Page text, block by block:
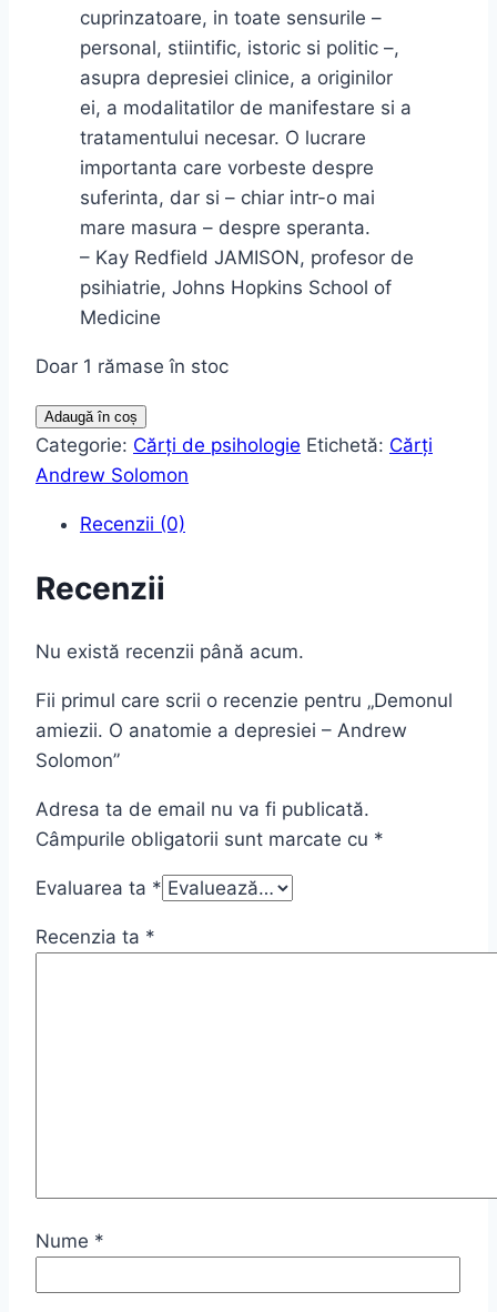
cuprinzatoare, in toate sensurile –
personal, stiintific, istoric si politic –,
asupra depresiei clinice, a originilor
ei, a modalitatilor de manifestare si a
tratamentului necesar. O lucrare
importanta care vorbeste despre
suferinta, dar si – chiar intr-o mai
mare masura – despre speranta.
– Kay Redfield JAMISON, profesor de
psihiatrie, Johns Hopkins School of
Medicine
Doar 1 rămase în stoc
Cantitate
Demonul
amiezii.
anatomie
depresiei
Andrew
Adaugă în coș
Categorie: Cărţi de psihologie Etichetă: Cărți
Andrew Solomon
Recenzii (0)
Recenzii
Nu există recenzii până acum.
Fii primul care scrii o recenzie pentru „Demonul
amiezii. O anatomie a depresiei – Andrew
Solomon”
Adresa ta de email nu va fi publicată.
Câmpurile obligatorii sunt marcate cu *
Evaluarea ta *
Recenzia ta *
Nume *